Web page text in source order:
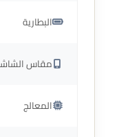
البطارية
مقاس
المعالج